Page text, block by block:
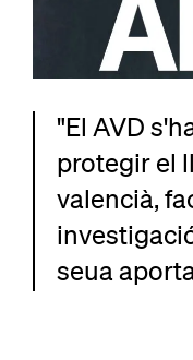
"El AVD
protegir el
valencià,
seua